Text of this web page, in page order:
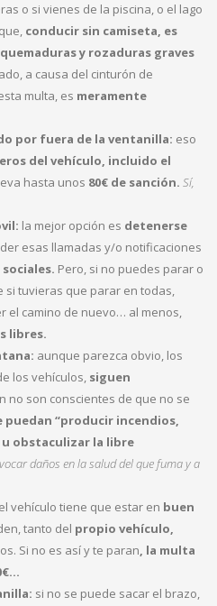
o si vienes de la piscina, o el lago
conducir sin camiseta, es
quemaduras y rozaduras graves
a causa del cinturón de
multa, es meramente
por fuera de la ventanilla: eso
del vehículo, incluido el
hasta unos 80€ de sanción. Sí,
la mejor opción es detenerse
esas llamadas y/o notificaciones
Pero, si no puedes parar o
si tuvieras que parar en todas,
el camino de nuevo… al menos,
libres.
aunque parezca obvio, los
los vehículos, siguen
no son conscientes de que no se
“producir incendios,
obstaculizar la libre
daños en la salud del que fuma y a
el vehículo tiene que estar en buen
tanto del propio vehículo,
Si no es así y te paran, la multa
si no se puede sacar el brazo,